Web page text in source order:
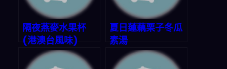
隔夜燕麥水果杯
(港澳台風味)
夏日蓮藕栗子冬瓜
素湯